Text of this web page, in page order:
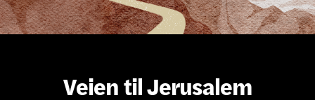
Veien til Jerusalem